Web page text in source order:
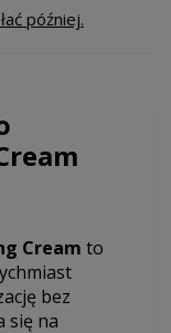
później.
Cream to
bez
się na